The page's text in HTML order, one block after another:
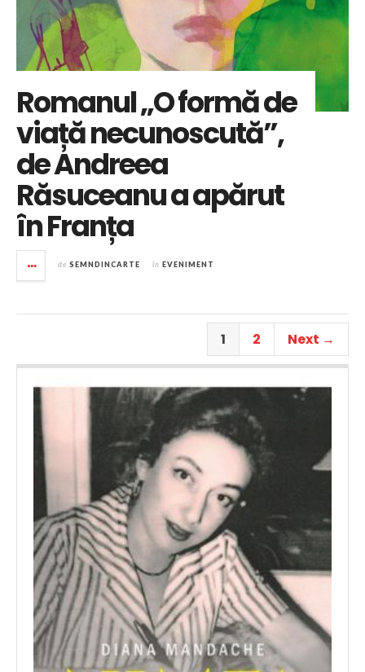
Romanul „O formă de
viață necunoscută”,
de Andreea
Răsuceanu a apărut
în Franța
de SEMNDINCARTE în EVENIMENT
1 2 Next →